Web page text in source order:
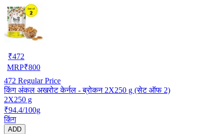
₹472
MRP₹800
472 Regular Price
किंग अंकल अखरोट केर्नल - ब्रोकन 2X250 g (सेट ऑफ 2)
2X250 g
₹94.4/100g
किंग
ADD